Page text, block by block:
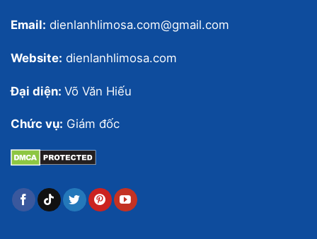
Email: dienlanhlimosa.com@gmail.com
Website: dienlanhlimosa.com
Đại diện: Võ Văn Hiếu
Chức vụ: Giám đốc